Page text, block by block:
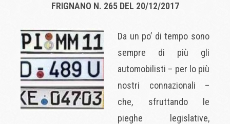
FRIGNANO N. 265 DEL 20/12/2017
Da un po’ di tempo sono
sempre di più gli
automobilisti – per lo più
nostri connazionali –
che, sfruttando le
pieghe legislative,